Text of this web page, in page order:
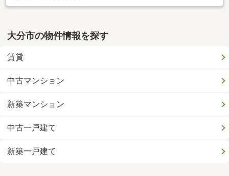
大分市の物件情報を探す
賃貸
中古マンション
新築マンション
中古一戸建て
新築一戸建て